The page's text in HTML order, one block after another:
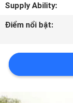
MÁY
SOÁT
CHẤT
LƯỢNG
Supply Ability:
Điểm nổi bật: